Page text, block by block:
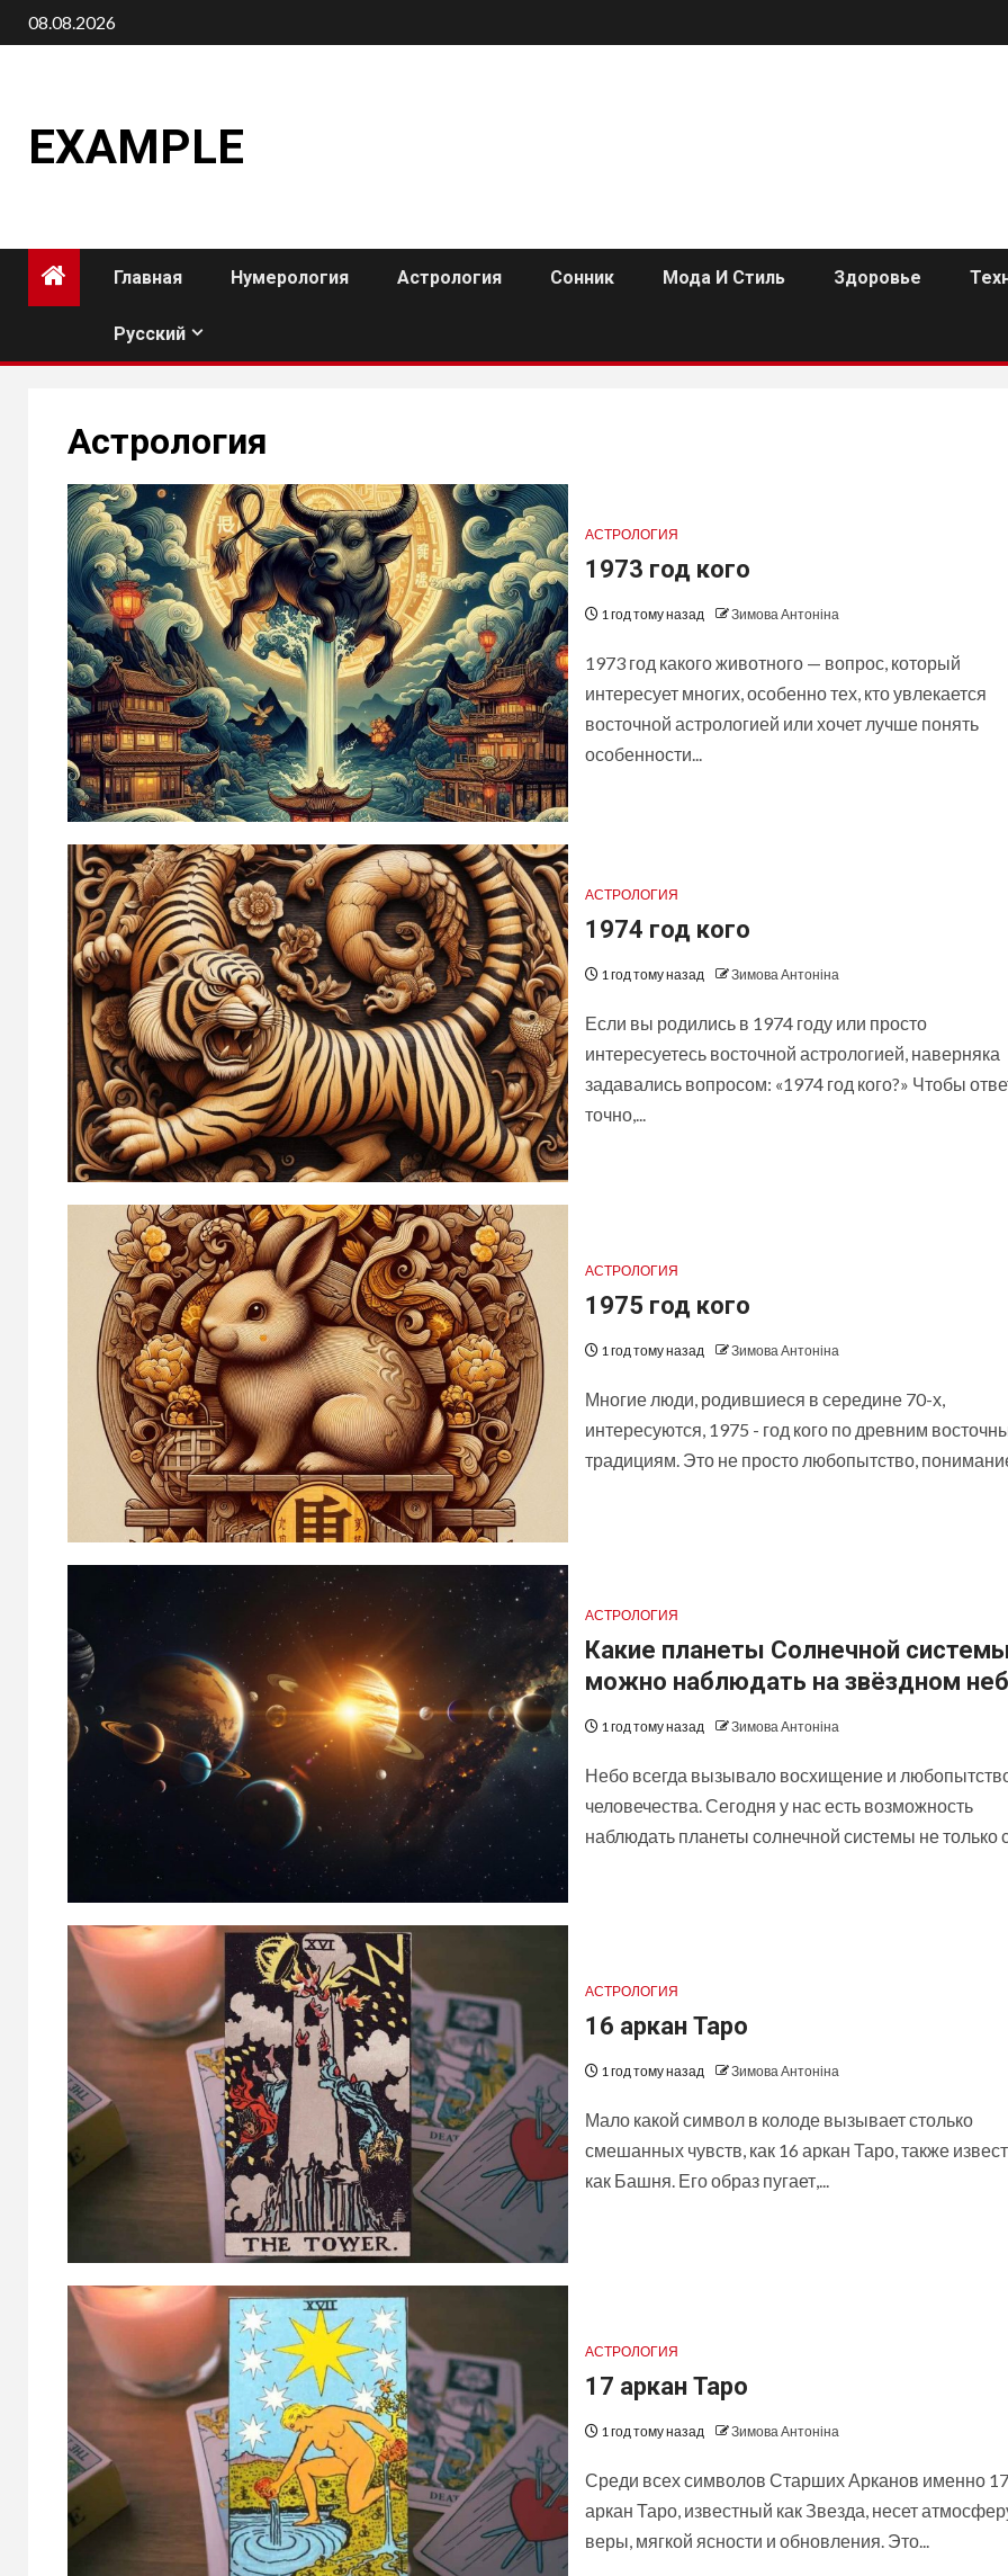
Перейти
к
08.08.2026
EXAMPLE
Главная Нумерология Астрология Сонник Мода И Стиль Здоровье
Русский
Астрология
АСТРОЛОГИЯ
1973 год кого
1 год тому назад Зимова Антоніна
1973 год какого животного — вопрос, который
интересует многих, особенно тех, кто увлекается
восточной астрологией или хочет лучше понять
особенности...
АСТРОЛОГИЯ
1974 год кого
1 год тому назад Зимова Антоніна
Если вы родились в 1974 году или просто
интересуетесь восточной астрологией, наверняка
задавались вопросом: «1974 год кого?» Чтобы
точно,...
АСТРОЛОГИЯ
1975 год кого
1 год тому назад Зимова Антоніна
Многие люди, родившиеся в середине 70-х,
интересуются, 1975 - год кого по древним
традициям. Это не просто любопытство,
АСТРОЛОГИЯ
Какие планеты Солнечной системы
можно наблюдать на звёздном
1 год тому назад Зимова Антоніна
Небо всегда вызывало восхищение и
человечества. Сегодня у нас есть возможность
наблюдать планеты солнечной системы не только
АСТРОЛОГИЯ
16 аркан Таро
1 год тому назад Зимова Антоніна
Мало какой символ в колоде вызывает столько
смешанных чувств, как 16 аркан Таро, также
как Башня. Его образ пугает,...
АСТРОЛОГИЯ
17 аркан Таро
1 год тому назад Зимова Антоніна
Среди всех символов Старших Арканов именно 17
аркан Таро, известный как Звезда, несет
веры, мягкой ясности и обновления. Это...